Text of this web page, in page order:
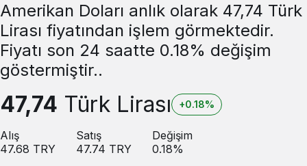
Amerikan Doları anlık olarak 47,74 Türk
Lirası fiyatından işlem görmektedir.
Fiyatı son 24 saatte 0.18% değişim
göstermiştir..
47,74 Türk Lirası +0.18%
Alış
47.68 TRY
Satış
47.74 TRY
Değişim
0.18%